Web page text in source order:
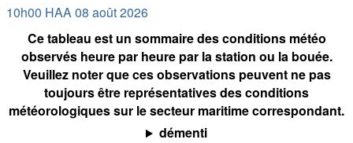
10h00 HAA 08 août 2026
Ce tableau est un sommaire des conditions météo
observés heure par heure par la station ou la bouée.
Veuillez noter que ces observations peuvent ne pas
toujours être représentatives des conditions
météorologiques sur le secteur maritime correspondant.
démenti